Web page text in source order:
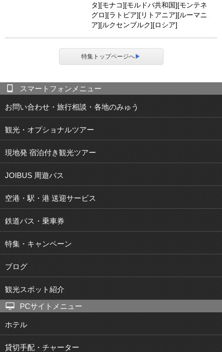
タ][モナコ][モルドバ共和国][モンテネ
グロ][ラトビア][リトアニア][ルーマニ
ア][ルクセンブルク][ロシア]
特集トップページへ▶
スマートフォンメニュー
お問い合わせ・旅行相談・各地のみゅう
観光・オプショナルツアー
現地発 宿泊付き観光ツアー
JOIBUS 周遊バス
空港・駅・港 送迎サービス
鉄道パス・乗車券
特集・キャンペーン
ブログ
観光スポット紹介
PCサイトメニュー
ホテル
貸切手配・チャーター